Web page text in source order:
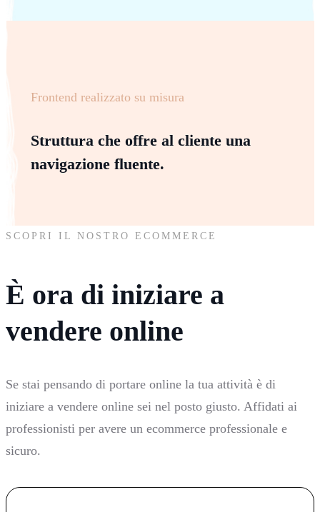
Frontend realizzato su misura
Struttura che offre al cliente una
navigazione fluente.
SCOPRI IL NOSTRO ECOMMERCE
È ora di iniziare a
vendere online
Se stai pensando di portare online la tua attività è di
iniziare a vendere online sei nel posto giusto. Affidati ai
professionisti per avere un ecommerce professionale e
sicuro.